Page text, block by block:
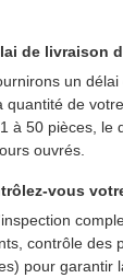
de livraison
un
quantité de
à 50 pièces, le
ouvrés.
vous
contrôle des
pour garantir